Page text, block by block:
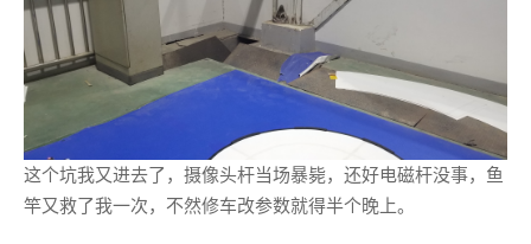
这个坑我又进去了，摄像头杆当场暴毙，还好电磁杆没事，鱼
竿又救了我一次，不然修车改参数就得半个晚上。